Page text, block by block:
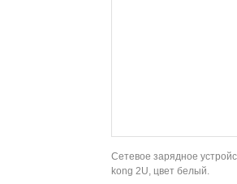
Сетевое зарядное
kong 2U, цвет белый.